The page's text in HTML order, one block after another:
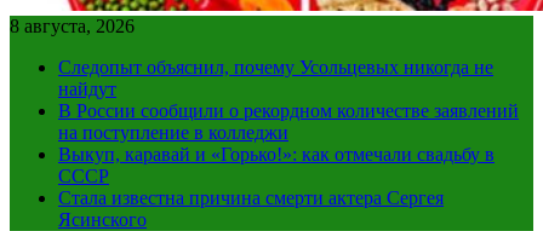
8 августа, 2026
Следопыт объяснил, почему Усольцевых никогда не
найдут
В России сообщили о рекордном количестве заявлений
на поступление в колледжи
Выкуп, каравай и «Горько!»: как отмечали свадьбу в
СССР
Стала известна причина смерти актера Сергея
Ясинского